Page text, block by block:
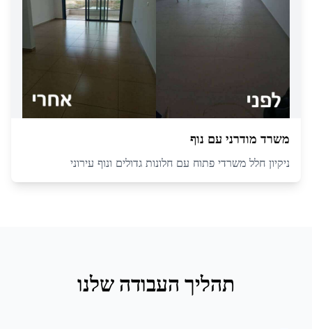
משרד מודרני עם נוף
ניקיון חלל משרדי פתוח עם חלונות גדולים ונוף עירוני
תהליך העבודה שלנו